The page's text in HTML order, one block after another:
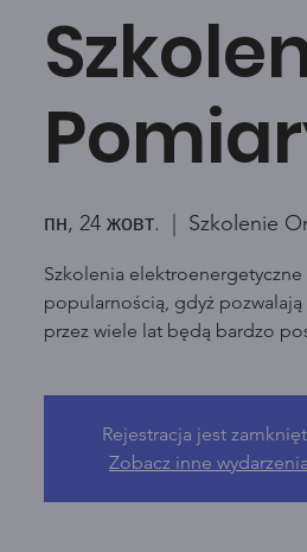
пн, 24 жовт.
  |
Szkolenie
Szkolenia
popularnością, gdyż
przez wiele lat będą bardzo
Rejestracja jest
Zobacz inne wydarzenia